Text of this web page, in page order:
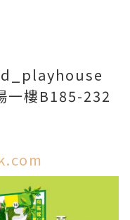
一樓B185-232